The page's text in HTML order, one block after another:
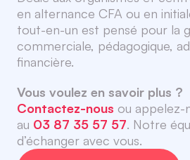
en alternance CFA ou en
tout-en-un est pensé pour la
commerciale, pédagogique,
financière.
Vous voulez en savoir plus ?
Contactez-nous ou appelez-
au 03 87 35 57 57. Notre
d’échanger avec vous.